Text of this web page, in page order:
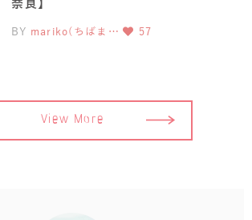
BY mariko(ちばま… 57
View More